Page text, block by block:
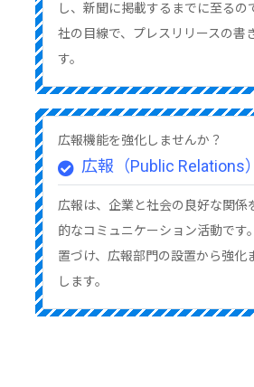
し、新聞に掲載するまでに至るの
社の目線で、プレスリリースの書
す。
広報機能を強化しませんか？
広報（Public Relations
広報は、企業と社会の良好な関係
的なコミュニケーション活動です
置づけ、広報部門の設置から強化
します。